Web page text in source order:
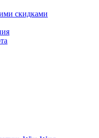
скидками